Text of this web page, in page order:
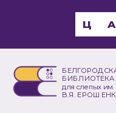
БИБЛИОТЕКА
для слепых им.
В.Я.
Ц A